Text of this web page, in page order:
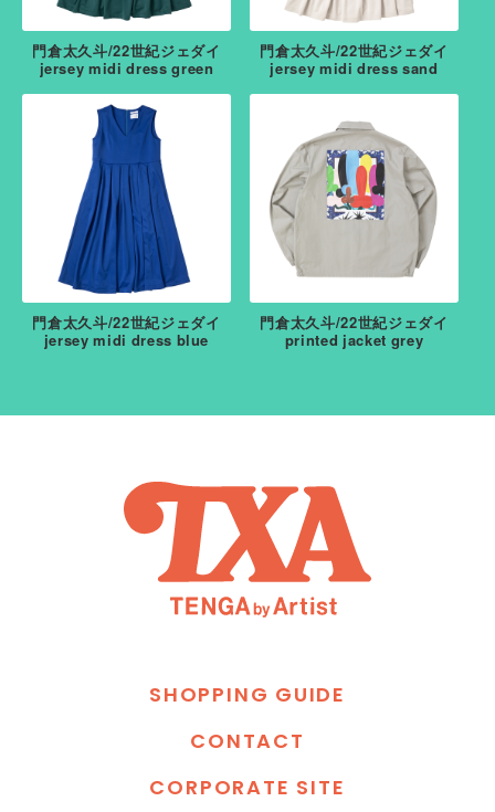
門倉太久斗/22世紀ジェダイ
jersey midi dress green
門倉太久斗/22世紀ジェダイ
jersey midi dress sand
門倉太久斗/22世紀ジェダイ
jersey midi dress blue
門倉太久斗/22世紀ジェダイ
printed jacket grey
SHOPPING GUIDE
CONTACT
CORPORATE SITE